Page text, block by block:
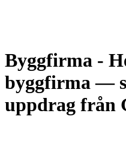
Byggfirma -
byggfirma —
uppdrag från